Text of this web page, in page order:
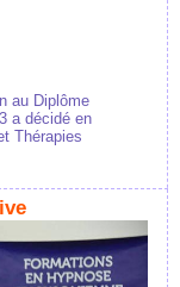
au Diplôme
a décidé en
Thérapies